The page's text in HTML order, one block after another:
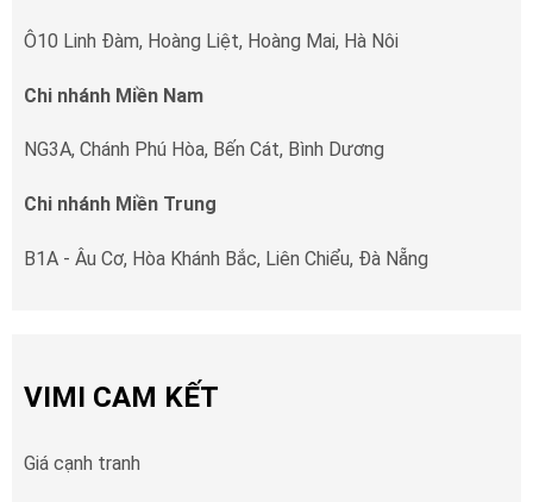
Ô10 Linh Đàm, Hoàng Liệt, Hoàng Mai, Hà Nôi
Chi nhánh Miền Nam
NG3A, Chánh Phú Hòa, Bến Cát, Bình Dương
Chi nhánh Miền Trung
B1A - Âu Cơ, Hòa Khánh Bắc, Liên Chiểu, Đà Nẵng
VIMI CAM KẾT
Giá cạnh tranh